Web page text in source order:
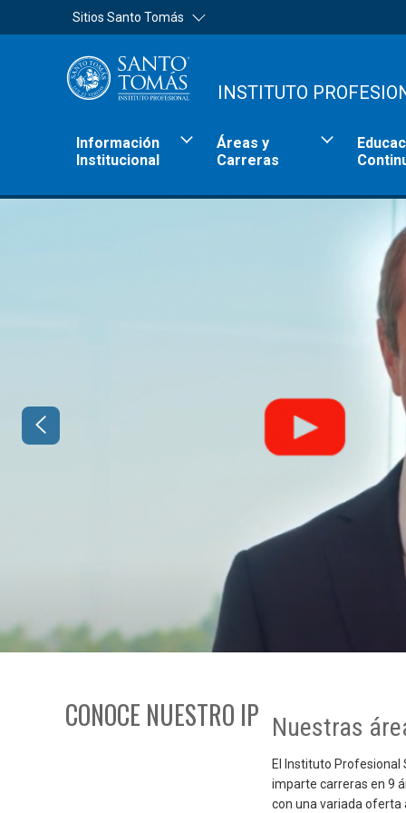
Sitios Santo Tomás
INSTITUTO
Información
Institucional
Áreas y
Carreras
CONOCE NUESTRO IP Nuestras
El Instituto Profesional
imparte carreras en 9
con una variada oferta